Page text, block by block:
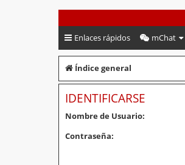
PeruVoley.com
Enlaces rápidos mChat
Índice general
IDENTIFICARSE
Nombre de Usuario:
Contraseña: